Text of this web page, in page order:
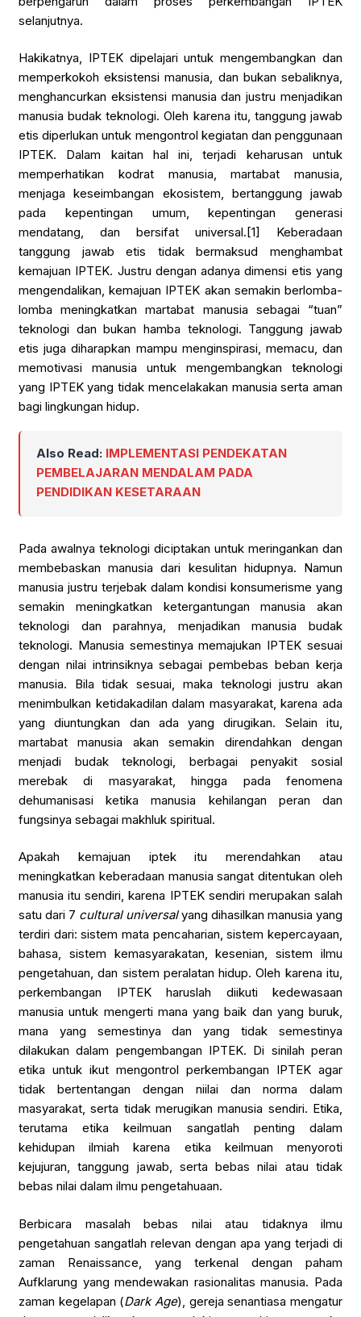
selanjutnya.
Hakikatnya, IPTEK dipelajari untuk mengembangkan dan
memperkokoh eksistensi manusia, dan bukan sebaliknya,
menghancurkan eksistensi manusia dan justru menjadikan
manusia budak teknologi. Oleh karena itu, tanggung jawab
etis diperlukan untuk mengontrol kegiatan dan penggunaan
IPTEK. Dalam kaitan hal ini, terjadi keharusan untuk
memperhatikan kodrat manusia, martabat manusia,
menjaga keseimbangan ekosistem, bertanggung jawab
pada kepentingan umum, kepentingan generasi
mendatang, dan bersifat universal. [1]
Keberadaan
tanggung jawab etis tidak bermaksud menghambat
kemajuan IPTEK. Justru dengan adanya dimensi etis yang
mengendalikan, kemajuan IPTEK akan semakin berlomba-
lomba meningkatkan martabat manusia sebagai “tuan”
teknologi dan bukan hamba teknologi. Tanggung jawab
etis juga diharapkan mampu menginspirasi, memacu, dan
memotivasi manusia untuk mengembangkan teknologi
yang IPTEK yang tidak mencelakakan manusia serta aman
bagi lingkungan hidup.
Also Read: IMPLEMENTASI PENDEKATAN
PEMBELAJARAN MENDALAM PADA
PENDIDIKAN KESETARAAN
Pada awalnya teknologi diciptakan untuk meringankan dan
membebaskan manusia dari kesulitan hidupnya. Namun
manusia justru terjebak dalam kondisi konsumerisme yang
semakin meningkatkan ketergantungan manusia akan
teknologi dan parahnya, menjadikan manusia budak
teknologi. Manusia semestinya memajukan IPTEK sesuai
dengan nilai intrinsiknya sebagai pembebas beban kerja
manusia. Bila tidak sesuai, maka teknologi justru akan
menimbulkan ketidakadilan dalam masyarakat, karena ada
yang diuntungkan dan ada yang dirugikan. Selain itu,
martabat manusia akan semakin direndahkan dengan
menjadi budak teknologi, berbagai penyakit sosial
merebak di masyarakat, hingga pada fenomena
dehumanisasi ketika manusia kehilangan peran dan
fungsinya sebagai makhluk spiritual.
Apakah kemajuan iptek itu merendahkan atau
meningkatkan keberadaan manusia sangat ditentukan oleh
manusia itu sendiri, karena IPTEK sendiri merupakan salah
satu dari 7 cultural universalyang dihasilkan manusia yang
terdiri dari: sistem mata pencaharian, sistem kepercayaan,
bahasa, sistem kemasyarakatan, kesenian, sistem ilmu
pengetahuan, dan sistem peralatan hidup. Oleh karena itu,
perkembangan IPTEK haruslah diikuti kedewasaan
manusia untuk mengerti mana yang baik dan yang buruk,
mana yang semestinya dan yang tidak semestinya
dilakukan dalam pengembangan IPTEK. Di sinilah peran
etika untuk ikut mengontrol perkembangan IPTEK agar
tidak bertentangan dengan niilai dan norma dalam
masyarakat, serta tidak merugikan manusia sendiri. Etika,
terutama etika keilmuan sangatlah penting dalam
kehidupan ilmiah karena etika keilmuan menyoroti
kejujuran, tanggung jawab, serta bebas nilai atau tidak
bebas nilai dalam ilmu pengetahuaan.
Berbicara masalah bebas nilai atau tidaknya ilmu
pengetahuan sangatlah relevan dengan apa yang terjadi di
zaman Renaissance, yang terkenal dengan paham
Aufklarung yang mendewakan rasionalitas manusia. Pada
zaman kegelapan (Dark Age), gereja senantiasa mengatur